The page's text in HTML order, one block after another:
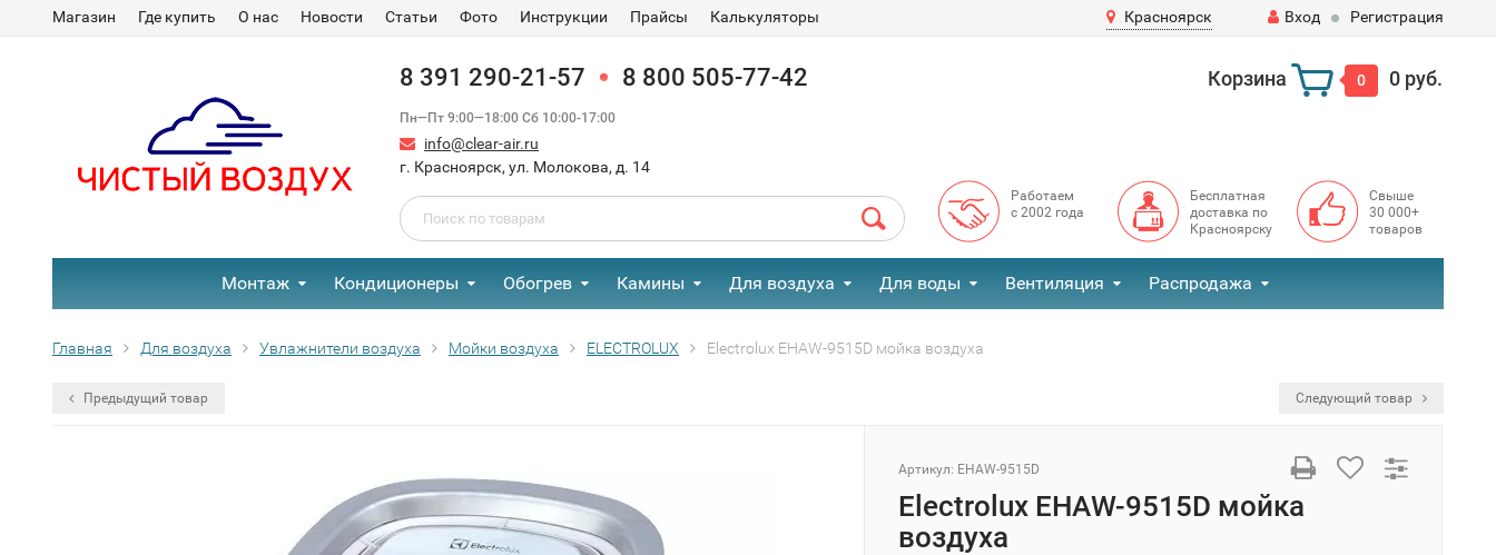
Магазин Где купить О нас Новости Статьи Фото Инструкции Прайсы Калькуляторы Красноярск Вход Регистрация
8 391 290-21-57 8 800 505-77-42
Пн—Пт 9:00—18:00 Сб 10:00-17:00
info@clear-air.ru
г. Красноярск, ул. Молокова, д. 14
Корзина 0 0 руб.
Работаем
с 2002 года
Бесплатная
доставка по
Красноярску
Свыше
30 000+
товаров
Монтаж Кондиционеры Обогрев Камины Для воздуха Для воды Вентиляция Распродажа
Главная Для воздуха Увлажнители воздуха Мойки воздуха ELECTROLUX Electrolux EHAW-9515D мойка воздуха
Предыдущий товар Следующий товар
Артикул: EHAW-9515D
Electrolux EHAW-9515D мойка
воздуха